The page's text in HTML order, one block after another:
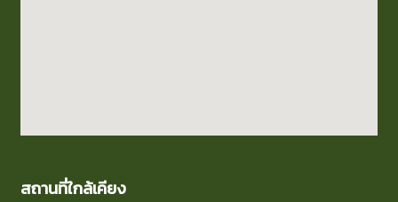
สถานที่ใกล้เคียง